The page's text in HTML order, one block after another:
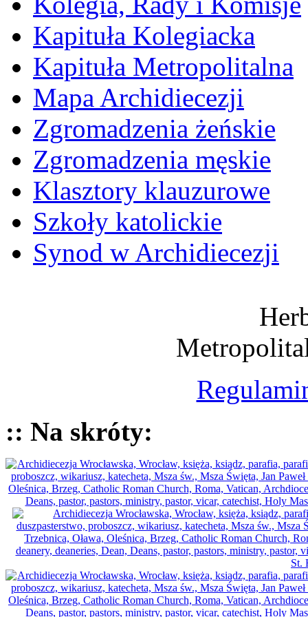
Kapituła Kolegiacka
Kapituła Metropolitalna
Mapa Archidiecezji
Zgromadzenia żeńskie
Zgromadzenia męskie
Klasztory klauzurowe
Szkoły katolickie
Synod w Archidiecezji
:: Na skróty: